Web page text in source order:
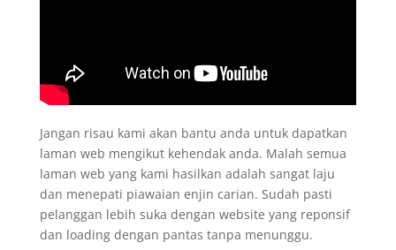
Jangan risau kami akan bantu anda untuk dapatkan
laman web mengikut kehendak anda. Malah semua
laman web yang kami hasilkan adalah sangat laju
dan menepati piawaian enjin carian. Sudah pasti
pelanggan lebih suka dengan website yang reponsif
dan loading dengan pantas tanpa menunggu.